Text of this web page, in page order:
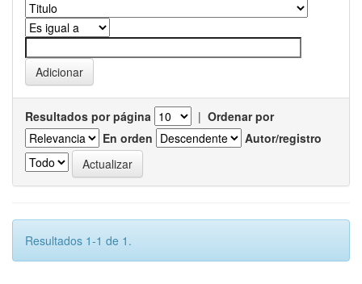
Resultados por página | Ordenar por
En orden
Autor/registro
Resultados 1-1 de 1.